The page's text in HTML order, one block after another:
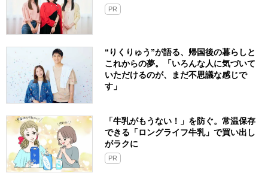
PR
“りくりゅう”が語る、帰国後の暮らしと
これからの夢。「いろんな人に気づいて
いただけるのが、まだ不思議な感じで
す」
「牛乳がもうない！」を防ぐ。常温保存
できる「ロングライフ牛乳」で買い出し
がラクに
PR